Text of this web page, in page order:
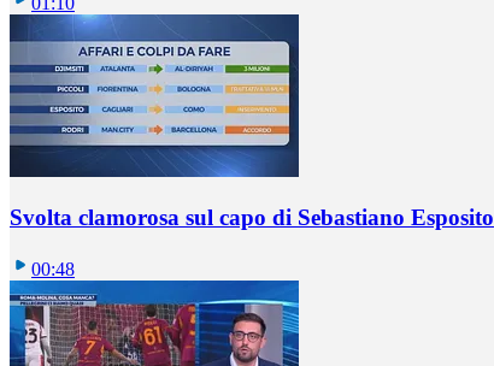
Svolta clamorosa sul capo di Sebastiano Esposito
00:48